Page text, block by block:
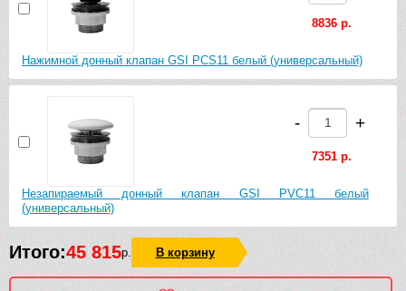
Нажимной донный клапан GSI PCS11 белый (универсальный)
8836 р.
Незапираемый донный клапан GSI PVC11 белый
(универсальный)
- +
7351 р.
Итого:45 815р. В корзину